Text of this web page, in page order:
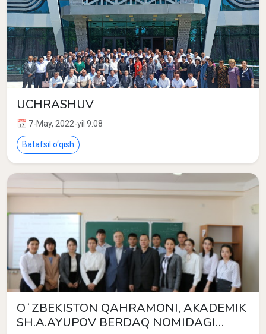
UCHRASHUV
📅 7-May, 2022-yil 9:08
Batafsil o‘qish
OʻZBEKISTON QAHRAMONI, AKADEMIK
SH.A.AYUPOV BERDAQ NOMIDAGI